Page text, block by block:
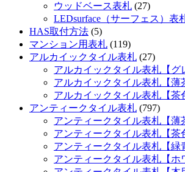
ウッドベース表札 (27)
LEDsurface（サーフェス）表
HAS取付方法 (5)
マンション用表札 (119)
アルカイックタイル表札 (27)
アルカイックタイル表札【グ
アルカイックタイル表札【薄
アルカイックタイル表札【茶
アンティークタイル表札 (797)
アンティークタイル表札【薄
アンティークタイル表札【茶
アンティークタイル表札【緑
アンティークタイル表札【ホ